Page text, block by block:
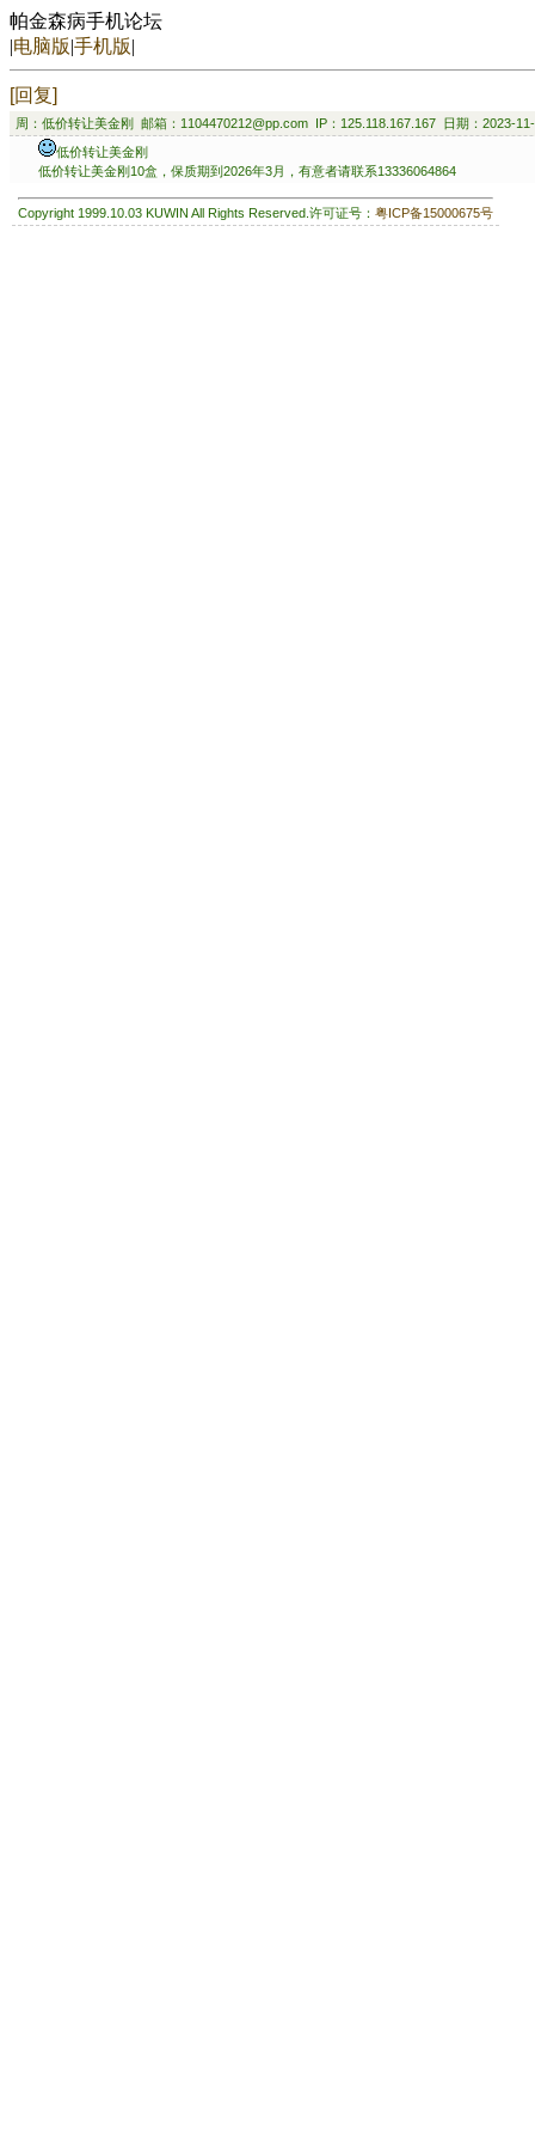
帕金森病手机论坛
|电脑版|手机版|
[回复]
周：低价转让美金刚 邮箱：1104470212@pp.com IP：125.118.167.167 日期：2023-
低价转让美金刚
低价转让美金刚10盒，保质期到2026年3月，有意者请联系13336064864
Copyright 1999.10.03 KUWIN All Rights Reserved.许可证号： 粤ICP备15000675号